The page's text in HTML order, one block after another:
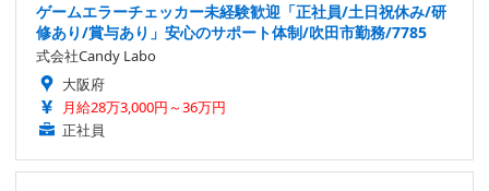
ゲームエラーチェッカー未経験歓迎「正社員/土日祝休み/研
修あり/賞与あり」安心のサポート体制/吹田市勤務/7785
式会社Candy Labo
大阪府
月給28万3,000円～36万円
正社員